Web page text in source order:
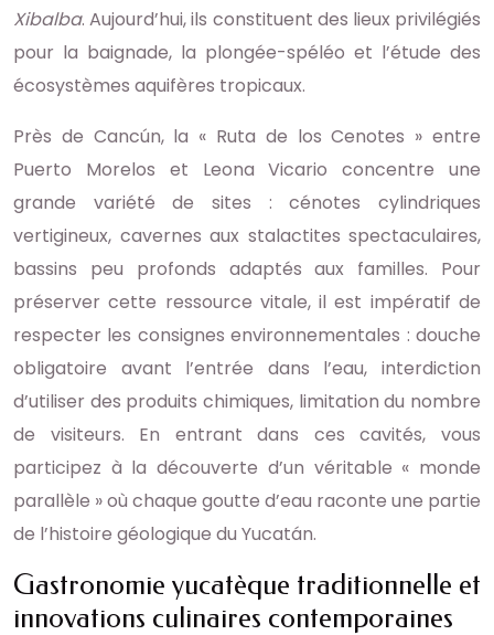
Xibalba. Aujourd’hui, ils constituent des lieux privilégiés
pour la baignade, la plongée-spéléo et l’étude des
écosystèmes aquifères tropicaux.
Près de Cancún, la « Ruta de los Cenotes » entre
Puerto Morelos et Leona Vicario concentre une
grande variété de sites : cénotes cylindriques
vertigineux, cavernes aux stalactites spectaculaires,
bassins peu profonds adaptés aux familles. Pour
préserver cette ressource vitale, il est impératif de
respecter les consignes environnementales : douche
obligatoire avant l’entrée dans l’eau, interdiction
d’utiliser des produits chimiques, limitation du nombre
de visiteurs. En entrant dans ces cavités, vous
participez à la découverte d’un véritable « monde
parallèle » où chaque goutte d’eau raconte une partie
de l’histoire géologique du Yucatán.
Gastronomie yucatèque traditionnelle et
innovations culinaires contemporaines